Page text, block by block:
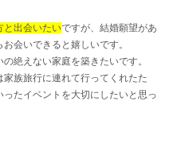
と出会いたいですが、結婚願望があ
会いできると嬉しいです。
絶えない家庭を築きたいです。
族旅行に連れて行ってくれたた
たイベントを大切にしたいと思っ